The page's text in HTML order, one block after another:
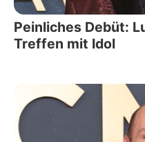
Peinliches Debüt:
Treffen mit Idol